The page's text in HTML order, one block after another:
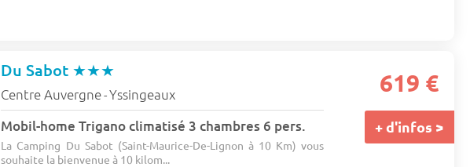
Du Sabot ★★★
Centre Auvergne-Yssingeaux
Mobil-home Trigano climatisé 3 chambres 6 pers.
La Camping Du Sabot (Saint-Maurice-De-Lignon à 10 Km) vous
souhaite la bienvenue à 10 kilom...
619 €
+ d'infos >